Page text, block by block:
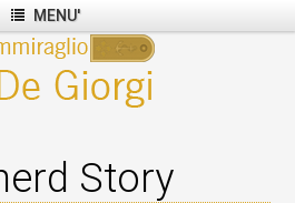
MENU'
Story